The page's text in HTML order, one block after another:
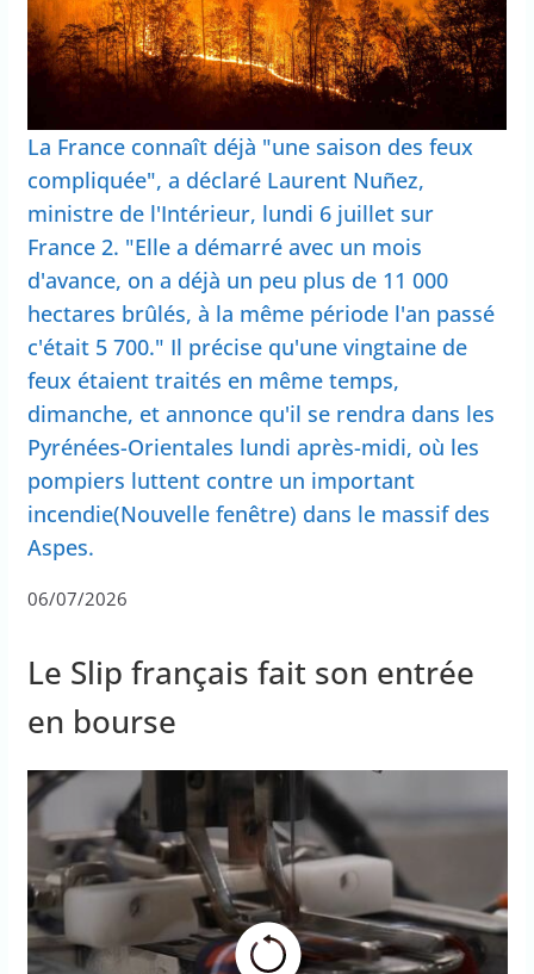
La France connaît déjà "une saison des feux
compliquée", a déclaré Laurent Nuñez,
ministre de l'Intérieur, lundi 6 juillet sur
France 2. "Elle a démarré avec un mois
d'avance, on a déjà un peu plus de 11 000
hectares brûlés, à la même période l'an passé
c'était 5 700." Il précise qu'une vingtaine de
feux étaient traités en même temps,
dimanche, et annonce qu'il se rendra dans les
Pyrénées-Orientales lundi après-midi, où les
pompiers luttent contre un important
incendie(Nouvelle fenêtre) dans le massif des
Aspes.
06/07/2026
Le Slip français fait son entrée
en bourse